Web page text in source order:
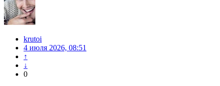
krutoi
4 июля 2026, 08:51
↑
↓
0